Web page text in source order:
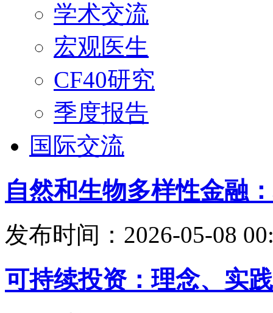
学术交流
宏观医生
CF40研究
季度报告
国际交流
自然和生物多样性金融
发布时间：2026-05-08
可持续投资：理念、实